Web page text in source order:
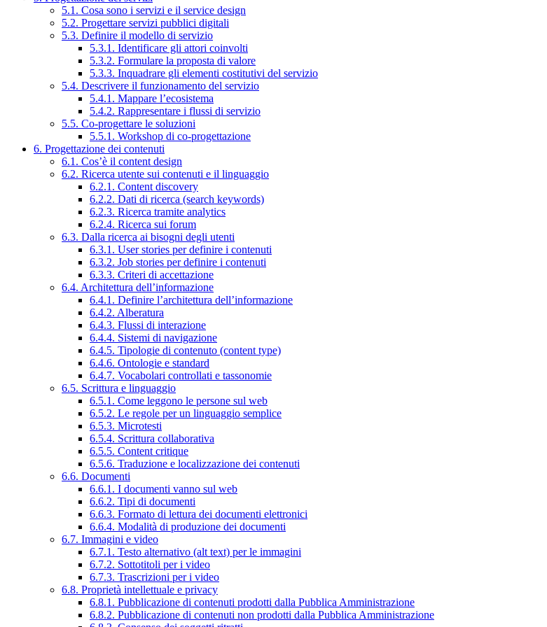
5.1. Cosa sono i servizi e il service design
5.2. Progettare servizi pubblici digitali
5.3. Definire il modello di servizio
5.3.1. Identificare gli attori coinvolti
5.3.2. Formulare la proposta di valore
5.3.3. Inquadrare gli elementi costitutivi del servizio
5.4. Descrivere il funzionamento del servizio
5.4.1. Mappare l’ecosistema
5.4.2. Rappresentare i flussi di servizio
5.5. Co-progettare le soluzioni
5.5.1. Workshop di co-progettazione
6. Progettazione dei contenuti
6.1. Cos’è il content design
6.2. Ricerca utente sui contenuti e il linguaggio
6.2.1. Content discovery
6.2.2. Dati di ricerca (search keywords)
6.2.3. Ricerca tramite analytics
6.2.4. Ricerca sui forum
6.3. Dalla ricerca ai bisogni degli utenti
6.3.1. User stories per definire i contenuti
6.3.2. Job stories per definire i contenuti
6.3.3. Criteri di accettazione
6.4. Architettura dell’informazione
6.4.1. Definire l’architettura dell’informazione
6.4.2. Alberatura
6.4.3. Flussi di interazione
6.4.4. Sistemi di navigazione
6.4.5. Tipologie di contenuto (content type)
6.4.6. Ontologie e standard
6.4.7. Vocabolari controllati e tassonomie
6.5. Scrittura e linguaggio
6.5.1. Come leggono le persone sul web
6.5.2. Le regole per un linguaggio semplice
6.5.3. Microtesti
6.5.4. Scrittura collaborativa
6.5.5. Content critique
6.5.6. Traduzione e localizzazione dei contenuti
6.6. Documenti
6.6.1. I documenti vanno sul web
6.6.2. Tipi di documenti
6.6.3. Formato di lettura dei documenti elettronici
6.6.4. Modalità di produzione dei documenti
6.7. Immagini e video
6.7.1. Testo alternativo (alt text) per le immagini
6.7.2. Sottotitoli per i video
6.7.3. Trascrizioni per i video
6.8. Proprietà intellettuale e privacy
6.8.1. Pubblicazione di contenuti prodotti dalla Pubblica Amministrazione
6.8.2. Pubblicazione di contenuti non prodotti dalla Pubblica Amministrazione